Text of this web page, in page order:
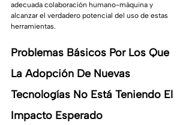
adecuada colaboración humano-máquina y
alcanzar el verdadero potencial del uso de estas
herramientas.
Problemas Básicos Por Los Que
La Adopción De Nuevas
Tecnologías No Está Teniendo El
Impacto Esperado